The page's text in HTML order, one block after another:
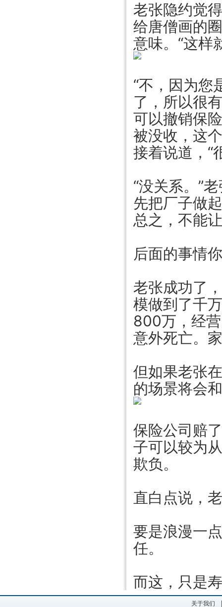
老张隐约觉
给唐僧画的
意味。“这样
“不，因为您
了，所以很
可以撤销保
被没收，这
接着说道，“
“没关系。”
先把厂子做
总之，不能
后面的事情
老张成功了
模做到了千
800万，经
意外死亡。
但如果老张
的场景将会
保险公司赔
子可以较为
欺负。
直白点说，
要是浪漫一
任。
而这，只是
关于我们